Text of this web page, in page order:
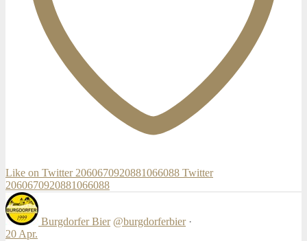
Like on Twitter 2060670920881066088 Twitter
2060670920881066088
Burgdorfer Bier @burgdorferbier ·
20 Apr.